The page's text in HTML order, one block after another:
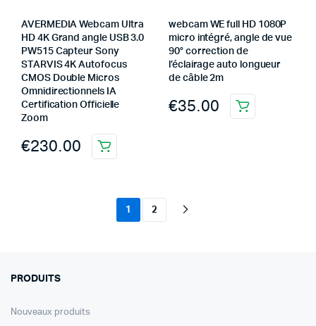
AVERMEDIA Webcam Ultra
HD 4K Grand angle USB 3.0
PW515 Capteur Sony
STARVIS 4K Autofocus
CMOS Double Micros
Omnidirectionnels IA
Certification Officielle
Zoom
€230.00
webcam WE full HD 1080P
micro intégré, angle de vue
90° correction de
l’éclairage auto longueur
de câble 2m
€35.00
1 2
PRODUITS
Nouveaux produits